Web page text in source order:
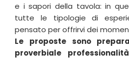
e i sapori della tavola: in
tutte le tipologie di
pensato per offrirvi dei
Le proposte sono
proverbiale